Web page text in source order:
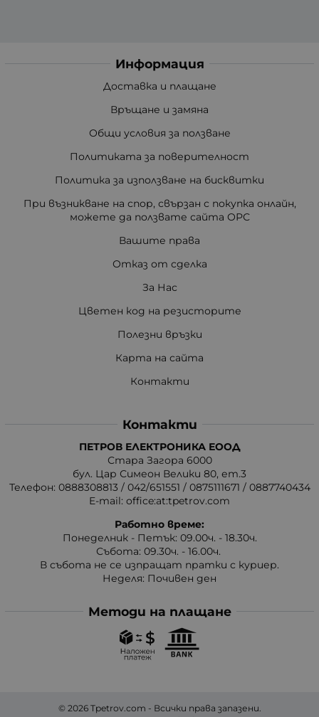
Информация
Доставка и плащане
Връщане и замяна
Общи условия за ползване
Политиката за поверителност
Политика за използване на бисквитки
При възникване на спор, свързан с покупка онлайн,
можете да ползвате сайта ОРС
Вашите права
Отказ от сделка
За Нас
Цветен код на резисторите
Полезни връзки
Карта на сайта
Контакти
Контакти
ПЕТРОВ ЕЛЕКТРОНИКА ЕООД
Стара Загора 6000
бул. Цар Симеон Велики 80, ет.3
Телефон: 0888308813 / 042/651551 / 0875111671 / 0887740434
E-mail: office:at:tpetrov.com
Работно време:
Понеделник - Петък: 09.00ч. - 18.30ч.
Събота: 09.30ч. - 16.00ч.
В събота не се изпращат пратки с куриер.
Неделя: Почивен ден
Методи на плащане
© 2026 Tpetrov.com - Всички права запазени.